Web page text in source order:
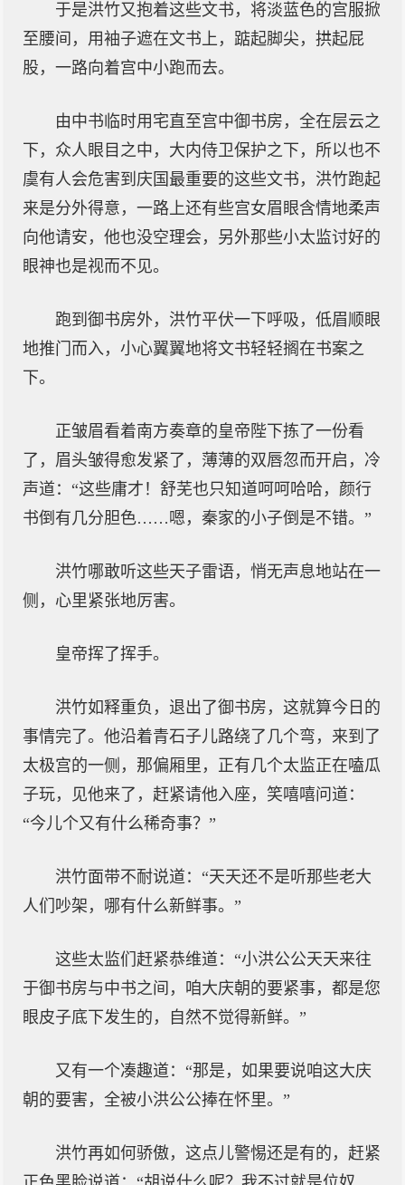
于是洪竹又抱着这些文书，将淡蓝色的宫服掀
至腰间，用袖子遮在文书上，踮起脚尖，拱起屁
股，一路向着宫中小跑而去。
由中书临时用宅直至宫中御书房，全在层云之
下，众人眼目之中，大内侍卫保护之下，所以也不
虞有人会危害到庆国最重要的这些文书，洪竹跑起
来是分外得意，一路上还有些宫女眉眼含情地柔声
向他请安，他也没空理会，另外那些小太监讨好的
眼神也是视而不见。
跑到御书房外，洪竹平伏一下呼吸，低眉顺眼
地推门而入，小心翼翼地将文书轻轻搁在书案之
下。
正皱眉看着南方奏章的皇帝陛下拣了一份看
了，眉头皱得愈发紧了，薄薄的双唇忽而开启，冷
声道：“这些庸才！舒芜也只知道呵呵哈哈，颜行
书倒有几分胆色……嗯，秦家的小子倒是不错。”
洪竹哪敢听这些天子雷语，悄无声息地站在一
侧，心里紧张地厉害。
皇帝挥了挥手。
洪竹如释重负，退出了御书房，这就算今日的
事情完了。他沿着青石子儿路绕了几个弯，来到了
太极宫的一侧，那偏厢里，正有几个太监正在嗑瓜
子玩，见他来了，赶紧请他入座，笑嘻嘻问道：
“今儿个又有什么稀奇事？”
洪竹面带不耐说道：“天天还不是听那些老大
人们吵架，哪有什么新鲜事。”
这些太监们赶紧恭维道：“小洪公公天天来往
于御书房与中书之间，咱大庆朝的要紧事，都是您
眼皮子底下发生的，自然不觉得新鲜。”
又有一个凑趣道：“那是，如果要说咱这大庆
朝的要害，全被小洪公公捧在怀里。”
洪竹再如何骄傲，这点儿警惕还是有的，赶紧